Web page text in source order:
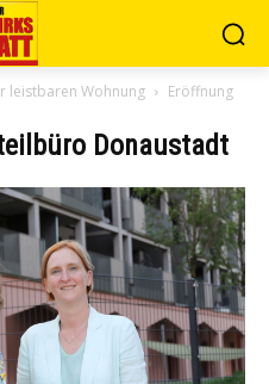
leistbaren Wohnung
Eröffnung
Donaustadt